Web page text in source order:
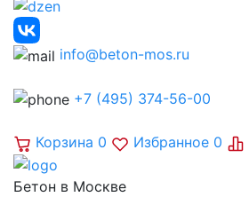
info@beton-mos.ru
+7 (495) 374-56-00
Корзина 0 Избранное 0
Бетон в Москве